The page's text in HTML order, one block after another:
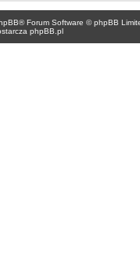
® Forum Software © phpBB
phpBB.pl